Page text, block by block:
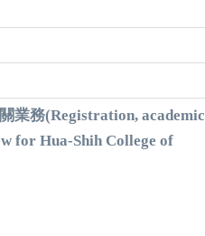
業務(Registration, academic
for Hua-Shih College of